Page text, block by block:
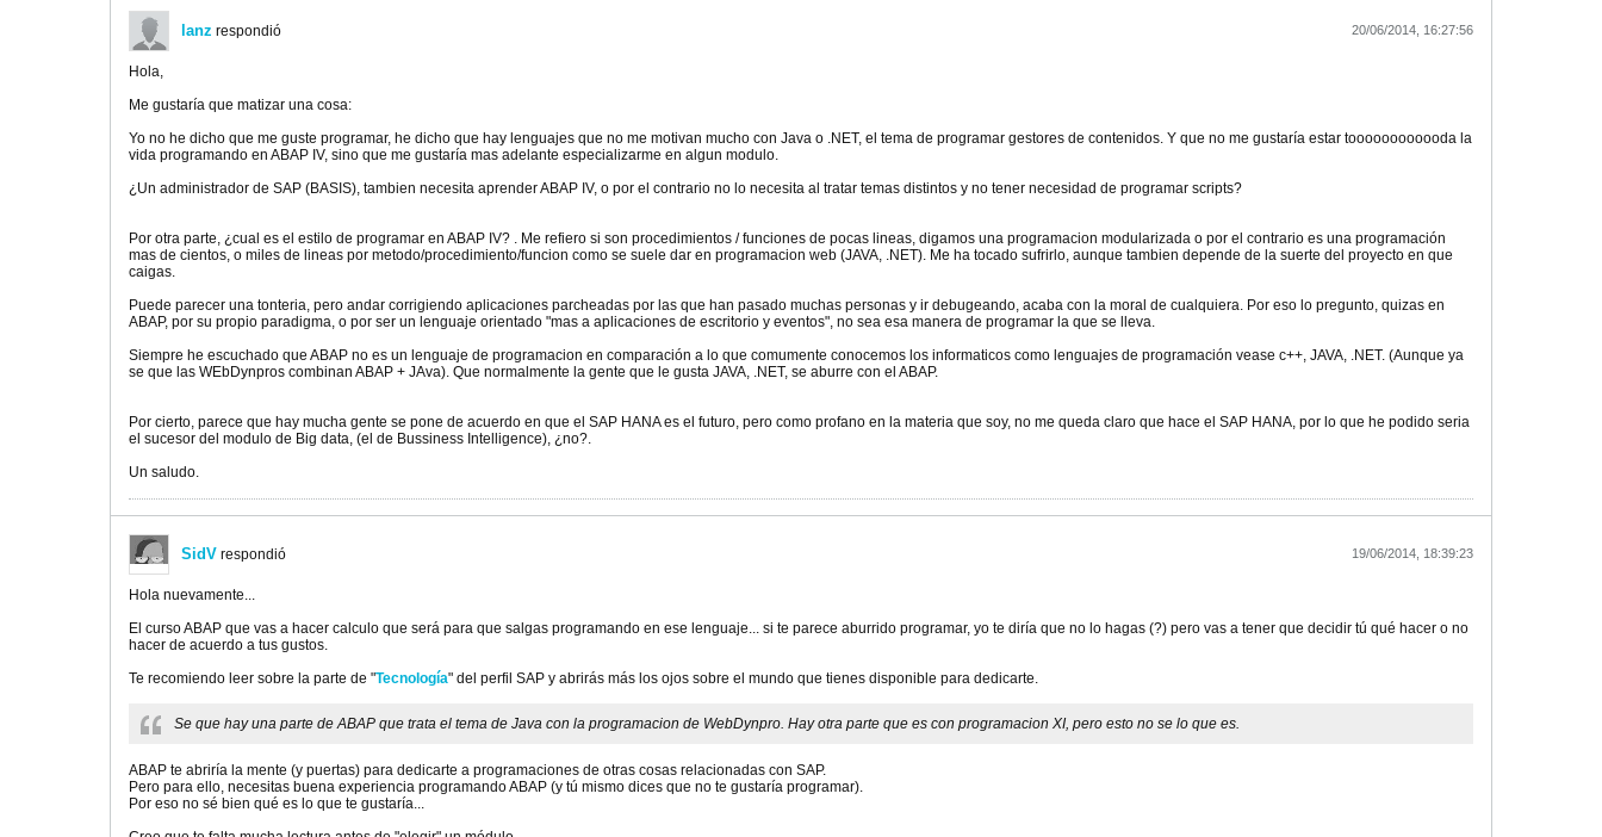
lanz respondió 20/06/2014, 16:27:56
Hola,
Me gustaría que matizar una cosa:
Yo no he dicho que me guste programar, he dicho que hay lenguajes que no me motivan mucho con Java o .NET, el tema de programar gestores de contenidos. Y que no me gustaría estar toooooooooooda la
vida programando en ABAP IV, sino que me gustaría mas adelante especializarme en algun modulo.
¿Un administrador de SAP (BASIS), tambien necesita aprender ABAP IV, o por el contrario no lo necesita al tratar temas distintos y no tener necesidad de programar scripts?
Por otra parte, ¿cual es el estilo de programar en ABAP IV? . Me refiero si son procedimientos / funciones de pocas lineas, digamos una programacion modularizada o por el contrario es una programación
mas de cientos, o miles de lineas por metodo/procedimiento/funcion como se suele dar en programacion web (JAVA, .NET). Me ha tocado sufrirlo, aunque tambien depende de la suerte del proyecto en que
caigas.
Puede parecer una tonteria, pero andar corrigiendo aplicaciones parcheadas por las que han pasado muchas personas y ir debugeando, acaba con la moral de cualquiera. Por eso lo pregunto, quizas en
ABAP, por su propio paradigma, o por ser un lenguaje orientado "mas a aplicaciones de escritorio y eventos", no sea esa manera de programar la que se lleva.
Siempre he escuchado que ABAP no es un lenguaje de programacion en comparación a lo que comumente conocemos los informaticos como lenguajes de programación vease c++, JAVA, .NET. (Aunque ya
se que las WEbDynpros combinan ABAP + JAva). Que normalmente la gente que le gusta JAVA, .NET, se aburre con el ABAP.
Por cierto, parece que hay mucha gente se pone de acuerdo en que el SAP HANA es el futuro, pero como profano en la materia que soy, no me queda claro que hace el SAP HANA, por lo que he podido seria
el sucesor del modulo de Big data, (el de Bussiness Intelligence), ¿no?.
Un saludo.
SidV respondió 19/06/2014, 18:39:23
Hola nuevamente...
El curso ABAP que vas a hacer calculo que será para que salgas programando en ese lenguaje... si te parece aburrido programar, yo te diría que no lo hagas (?) pero vas a tener que decidir tú qué hacer o no
hacer de acuerdo a tus gustos.
Te recomiendo leer sobre la parte de "Tecnología" del perfil SAP y abrirás más los ojos sobre el mundo que tienes disponible para dedicarte.
Se que hay una parte de ABAP que trata el tema de Java con la programacion de WebDynpro. Hay otra parte que es con programacion XI, pero esto no se lo que es.
ABAP te abriría la mente (y puertas) para dedicarte a programaciones de otras cosas relacionadas con SAP.
Pero para ello, necesitas buena experiencia programando ABAP (y tú mismo dices que no te gustaría programar).
Por eso no sé bien qué es lo que te gustaría...